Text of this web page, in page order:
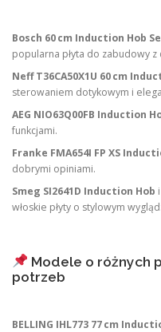
Bosch 60 cm Induction Hob
popularna płyta do zabudowy
Neff T36CA50X1U 60 cm
sterowaniem dotykowym i
AEG NIO63Q00FB Induction
funkcjami.
Franke FMA654I FP XS
dobrymi opiniami.
Smeg SI2641D Induction Hob i
włoskie płyty o stylowym
Modele o różnych
potrzeb
BELLING IHL773 77 cm